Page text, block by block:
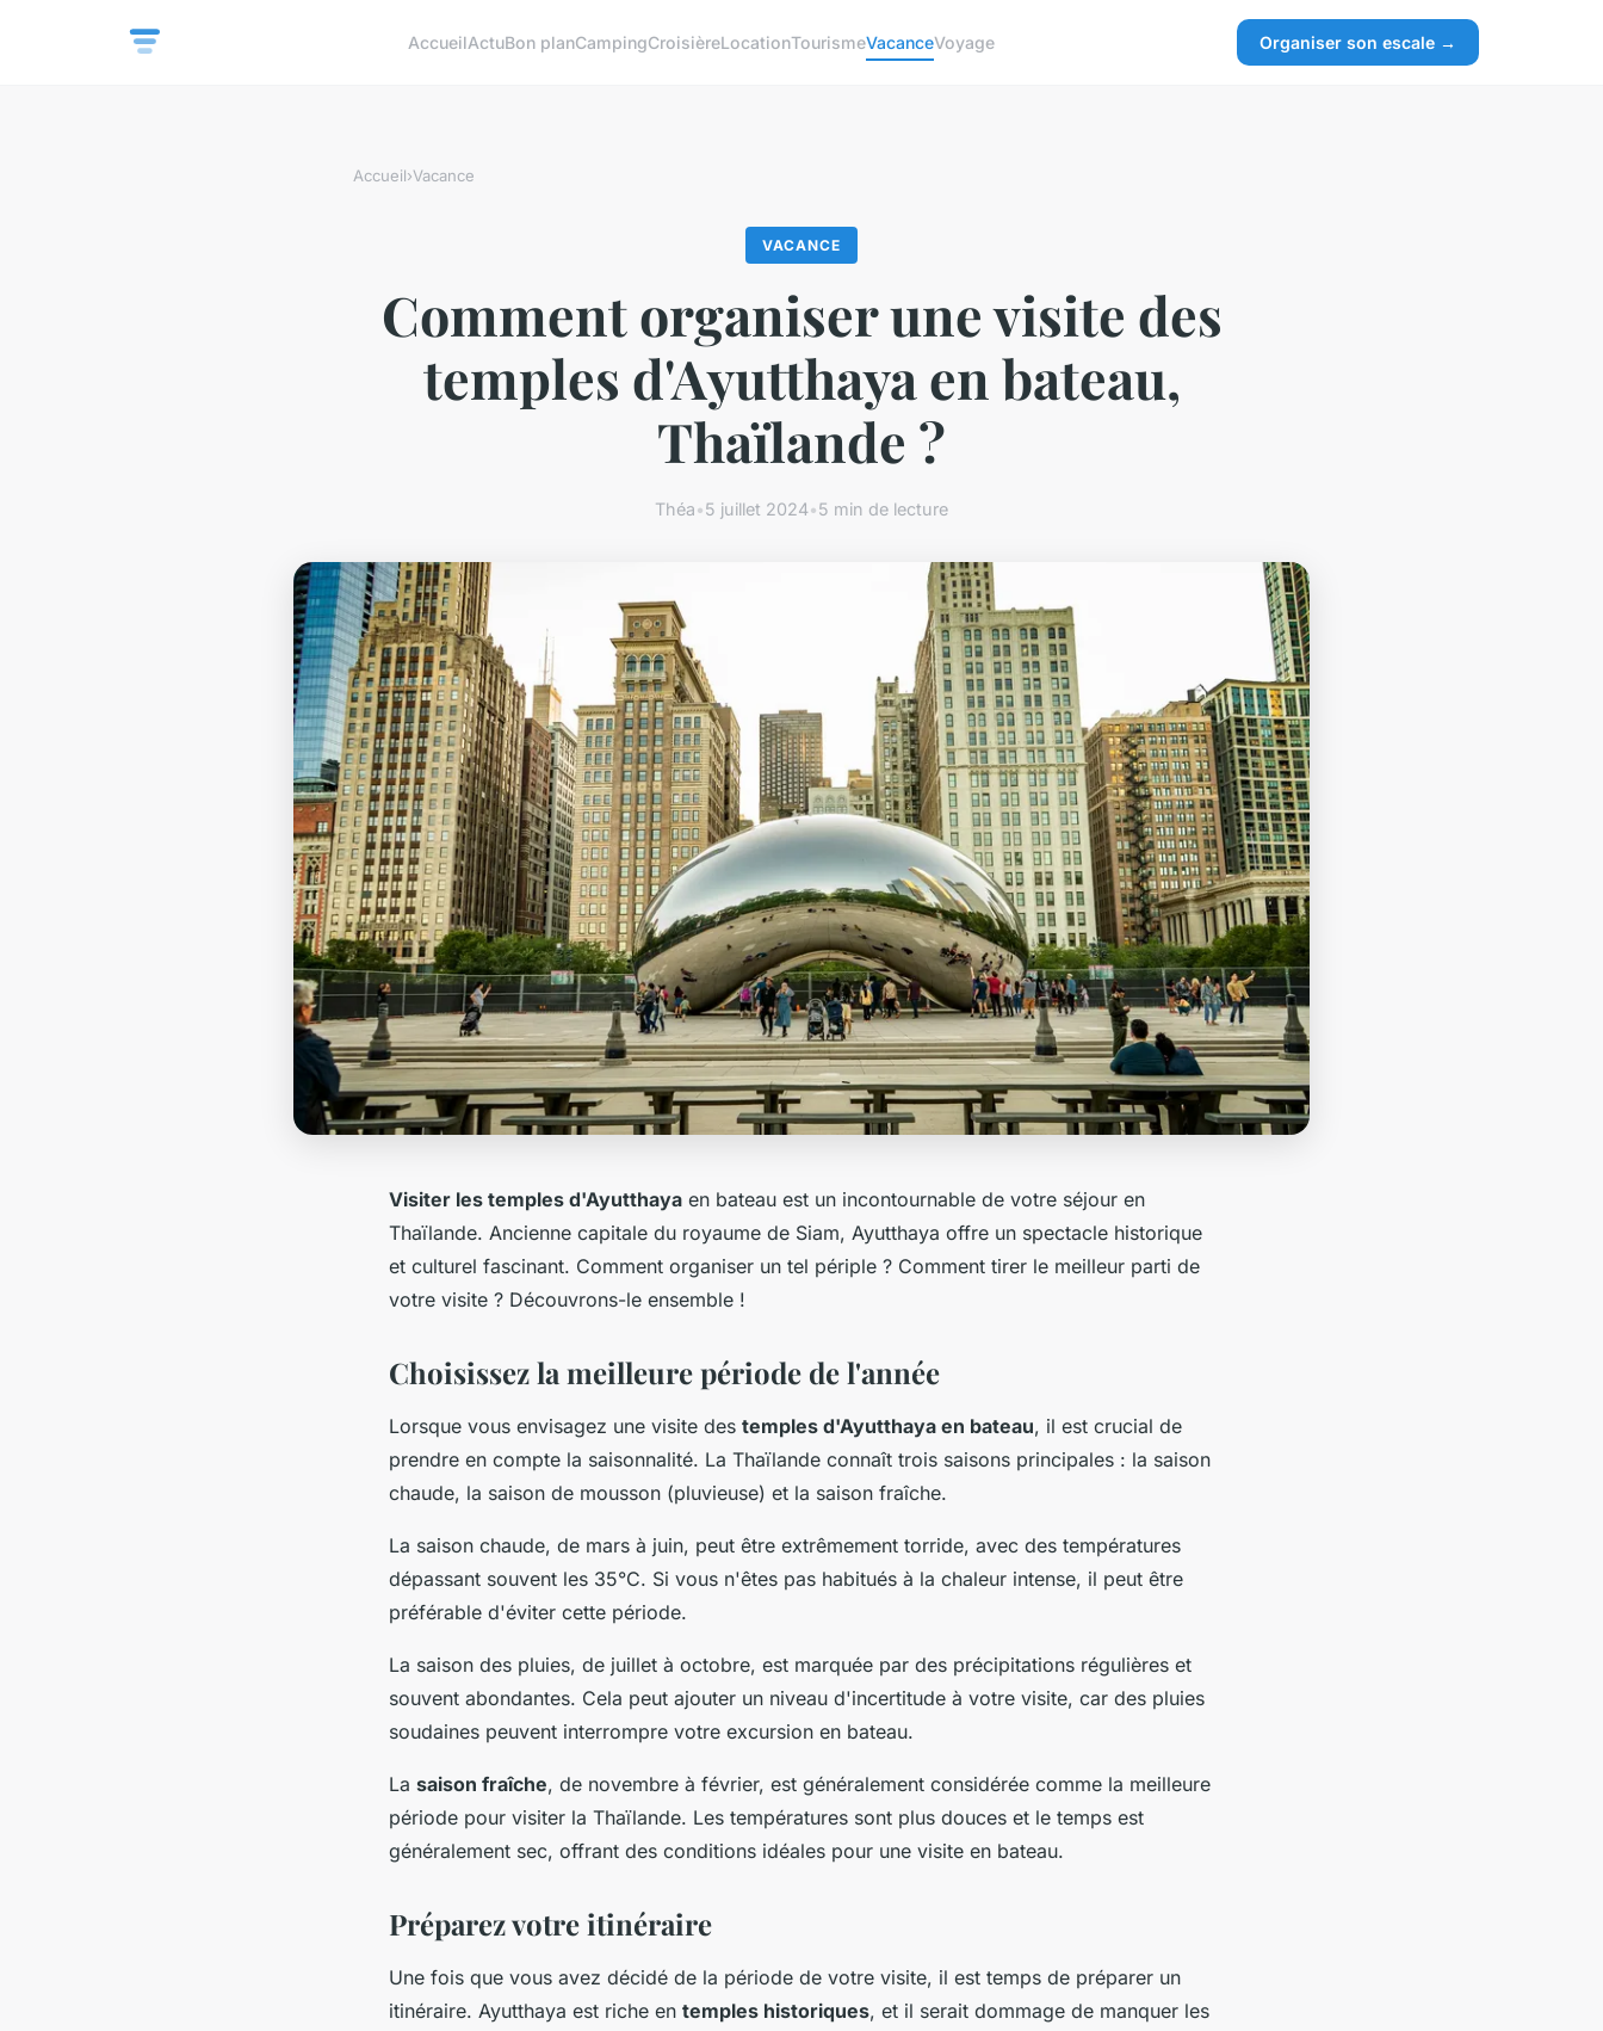
AccueilActuBon planCampingCroisièreLocationTourismeVacanceVoyage Organiser son escale →
Accueil›Vacance
VACANCE
Comment organiser une visite des
temples d'Ayutthaya en bateau,
Thaïlande ?
Théa•5 juillet 2024•5 min de lecture
Visiter les temples d'Ayutthaya en bateau est un incontournable de votre séjour en
Thaïlande. Ancienne capitale du royaume de Siam, Ayutthaya offre un spectacle historique
et culturel fascinant. Comment organiser un tel périple ? Comment tirer le meilleur parti de
votre visite ? Découvrons-le ensemble !
Choisissez la meilleure période de l'année
Lorsque vous envisagez une visite des temples d'Ayutthaya en bateau, il est crucial de
prendre en compte la saisonnalité. La Thaïlande connaît trois saisons principales : la saison
chaude, la saison de mousson (pluvieuse) et la saison fraîche.
La saison chaude, de mars à juin, peut être extrêmement torride, avec des températures
dépassant souvent les 35°C. Si vous n'êtes pas habitués à la chaleur intense, il peut être
préférable d'éviter cette période.
La saison des pluies, de juillet à octobre, est marquée par des précipitations régulières et
souvent abondantes. Cela peut ajouter un niveau d'incertitude à votre visite, car des pluies
soudaines peuvent interrompre votre excursion en bateau.
La saison fraîche, de novembre à février, est généralement considérée comme la meilleure
période pour visiter la Thaïlande. Les températures sont plus douces et le temps est
généralement sec, offrant des conditions idéales pour une visite en bateau.
Préparez votre itinéraire
Une fois que vous avez décidé de la période de votre visite, il est temps de préparer un
itinéraire. Ayutthaya est riche en temples historiques, et il serait dommage de manquer les